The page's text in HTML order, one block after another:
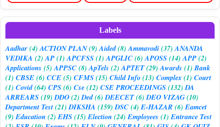
Labels
Aadhar(4) ACTION PLAN(9) Aided(8) Ammavodi(37) ANANDA
VEDIKA (2) AP(1) APCFSS(1) APGLIC(6) APOSS(14) APP(2)
Applications (5) APPSC(8) ApTels (2) APTET(29) Awards (1) Bank
(1) CBSE(6) CCE(5) CFMS(15) Child Info(13) Complex(1) Court
(1) Covid(64) CPS(6) Cse(12) CSE PROCEEDINGS(132) DA
ARREARS(19) DDO(2) Ded(6) DEECET(6) DEO VIZAG(10)
Department Test(21) DIKSHA (159) DSC(4) E-HAZAR (6) Eamcet
(9) Education (2) EHS(15) Election (24) Employees (1) Entrance Test